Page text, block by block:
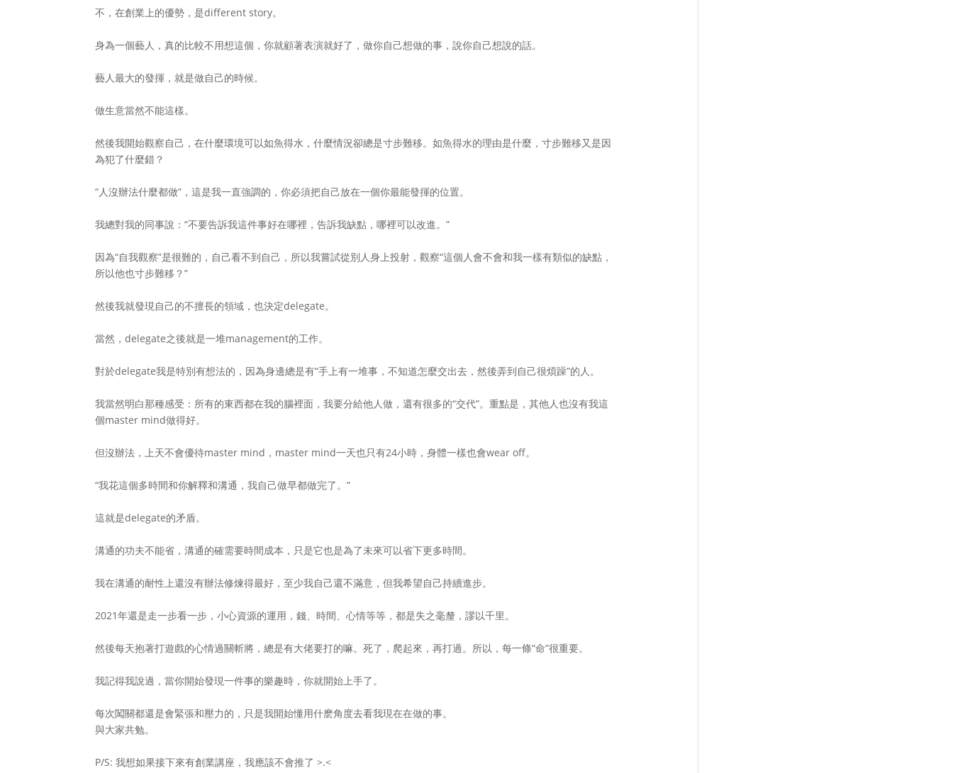
不，在創業上的優勢，是different story。
身為一個藝人，真的比較不用想這個，你就顧著表演就好了，做你自己想做的事，說你自己想說的話。
藝人最大的發揮，就是做自己的時候。
做生意當然不能這樣。
然後我開始觀察自己，在什麼環境可以如魚得水，什麼情況卻總是寸步難移。如魚得水的理由是什麼，寸步難移又是因
為犯了什麼錯？
“人沒辦法什麼都做”，這是我一直強調的，你必須把自己放在一個你最能發揮的位置。
我總對我的同事說：“不要告訴我這件事好在哪裡，告訴我缺點，哪裡可以改進。”
因為“自我觀察”是很難的，自己看不到自己，所以我嘗試從別人身上投射，觀察“這個人會不會和我一樣有類似的缺點，
所以他也寸步難移？”
然後我就發現自己的不擅長的領域，也決定delegate。
當然，delegate之後就是一堆management的工作。
對於delegate我是特別有想法的，因為身邊總是有“手上有一堆事，不知道怎麼交出去，然後弄到自己很煩躁”的人。
我當然明白那種感受：所有的東西都在我的腦裡面，我要分給他人做，還有很多的“交代”。重點是，其他人也沒有我這
個master mind做得好。
但沒辦法，上天不會優待master mind，master mind一天也只有24小時，身體一樣也會wear off。
“我花這個多時間和你解釋和溝通，我自己做早都做完了。”
這就是delegate的矛盾。
溝通的功夫不能省，溝通的確需要時間成本，只是它也是為了未來可以省下更多時間。
我在溝通的耐性上還沒有辦法修煉得最好，至少我自己還不滿意，但我希望自己持續進步。
2021年還是走一步看一步，小心資源的運用，錢、時間、心情等等，都是失之毫釐，謬以千里。
然後每天抱著打遊戲的心情過關斬將，總是有大佬要打的嘛。死了，爬起來，再打過。所以，每一條“命”很重要。
我記得我說過，當你開始發現一件事的樂趣時，你就開始上手了。
每次闖關都還是會緊張和壓力的，只是我開始懂用什麽角度去看我現在在做的事。
與大家共勉。
P/S: 我想如果接下來有創業講座，我應該不會推了 >.<